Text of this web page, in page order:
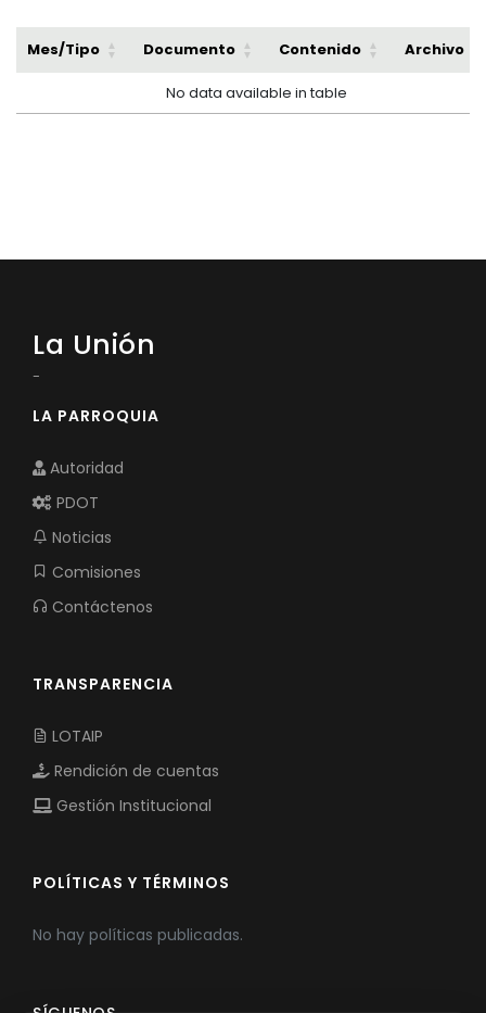
Mes/Tipo Documento Contenido Archivo
No data available in table
La Unión
-
LA PARROQUIA
Autoridad
PDOT
Noticias
Comisiones
Contáctenos
TRANSPARENCIA
LOTAIP
Rendición de cuentas
Gestión Institucional
POLÍTICAS Y TÉRMINOS
No hay políticas publicadas.